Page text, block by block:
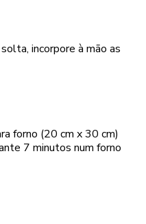
incorpore à mão as
forno (20 cm x 30 cm)
7 minutos num forno